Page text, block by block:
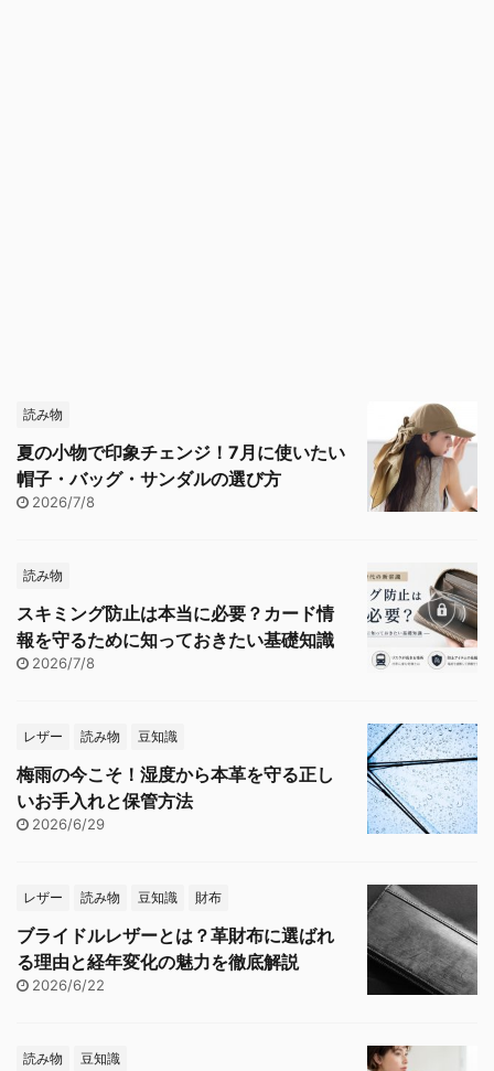
読み物
夏の小物で印象チェンジ！7月に使いたい
帽子・バッグ・サンダルの選び方
2026/7/8
読み物
スキミング防止は本当に必要？カード情
報を守るために知っておきたい基礎知識
2026/7/8
レザー 読み物 豆知識
梅雨の今こそ！湿度から本革を守る正し
いお手入れと保管方法
2026/6/29
レザー 読み物 豆知識 財布
ブライドルレザーとは？革財布に選ばれ
る理由と経年変化の魅力を徹底解説
2026/6/22
読み物 豆知識